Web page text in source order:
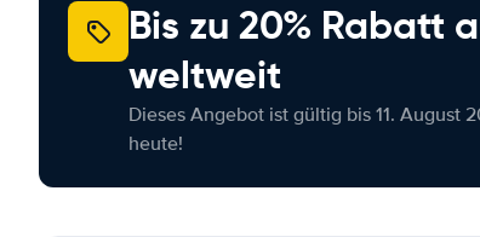
Bis zu 20% Rabatt
weltweit
Dieses Angebot ist gültig bis 11. August
heute!